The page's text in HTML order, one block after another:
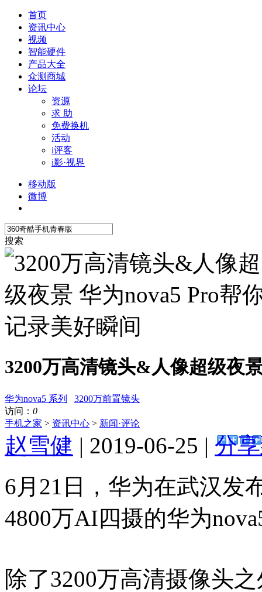
首页
资讯中心
视频
智能硬件
产品大全
众测商城
论坛
资源
求 助
免费换机
活动
i评客
i影·视界
移动版
微博
搜索
3200万高清镜头&人像超级夜
华为nova5 系列
3200万前置镜头
访问： 0
手机之家 > 资讯中心 > 新闻·评论
赵雪健 | 2019-06-25 | 分
6月21日，华为在武汉发
4800万AI四摄的华为
除了3200万高清摄像头